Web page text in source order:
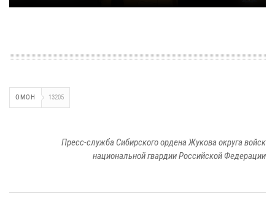
ОМОН 13205
Пресс-служба Сибирского ордена Жукова округа войск
национальной гвардии Российской Федерации